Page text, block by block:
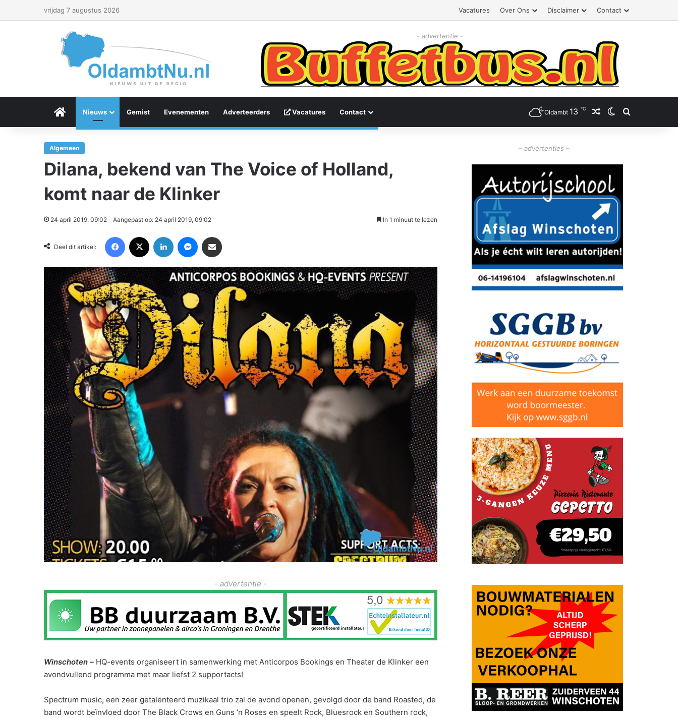
vrijdag 7 augustus 2026 Vacatures Over Ons Disclaimer Contact
- advertentie -
Menu Item
Nieuws Gemist Evenementen Adverteerders Vacatures Contact Oldambt 13 ℃ Willekeurig artikel
Switch skin
Zoeken
Algemeen
Dilana, bekend van The Voice of Holland,
komt naar de Klinker
24 april 2019, 09:02 Aangepast op: 24 april 2019, 09:02 In 1 minuut te lezen
Deel dit artikel:
- advertentie -
Winschoten – HQ-events organiseert in samenwerking met Anticorpos Bookings en Theater de Klinker een
avondvullend programma met maar liefst 2 supportacts!
Spectrum music, een zeer getalenteerd muzikaal trio zal de avond openen, gevolgd door de band Roasted, de
band wordt beïnvloed door The Black Crows en Guns ’n Roses en speelt Rock, Bluesrock en Southern rock,
– advertenties –